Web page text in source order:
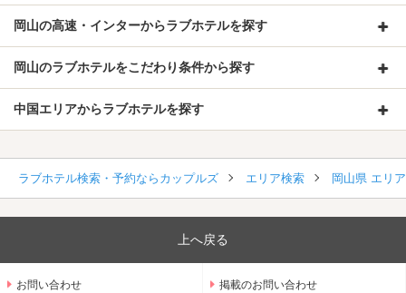
岡山の高速・インターからラブホテルを探す
岡山のラブホテルをこだわり条件から探す
中国エリアからラブホテルを探す
ラブホテル検索・予約ならカップルズ エリア検索 岡山県 エリ
上へ戻る
お問い合わせ 掲載のお問い合わせ